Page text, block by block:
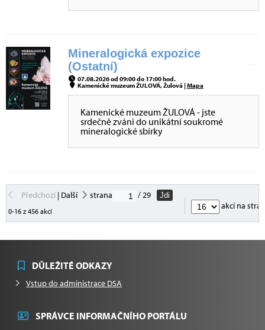
Mineralogická expozice
(Ostatní)
07.08.2026 od 09:00 do 17:00 hod.
Kamenické muzeum ŽULOVÁ, Žulová |Mapa
Kamenické muzeum ŽULOVÁ - jste
srdečně zváni do unikátní soukromé
mineralogické sbírky
Předchozí| Další strana / 29
Jdi
0-16 z 456 akcí
akcí na
DŮLEŽITÉ ODKAZY
Vstup do administrace DSA
SPRÁVCE INFORMAČNÍHO PORTÁLU